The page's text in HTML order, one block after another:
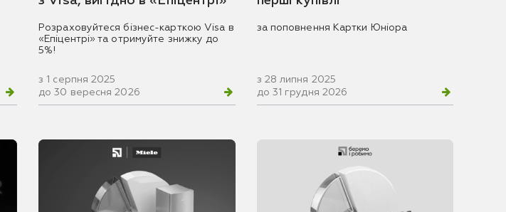
Розраховуйтеся бізнес-карткою Visa в
«Епіцентрі» та отримуйте знижку до
5%!
з 1 серпня 2025
до 30 вересня 2026
за поповнення Картки Юніора
з 28 липня 2025
до 31 грудня 2026